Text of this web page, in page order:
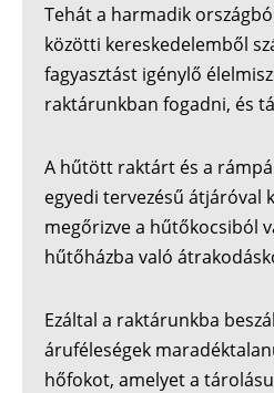
Tehát a harmadik
közötti kereskedelemből
fagyasztást igénylő
raktárunkban fogadni, és
A hűtött raktárt és a
egyedi tervezésű átjáróval
megőrizve a hűtőkocsiból
hűtőházba való
Ezáltal a raktárunkba
áruféleségek
hőfokot, amelyet a